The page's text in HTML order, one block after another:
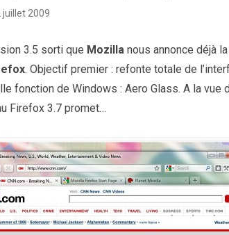
juillet 2009
3.5 sorti que Mozilla nous annonce déjà
. Objectif premier : refonte totale de
fonction de Windows : Aero Glass. A la
Firefox 3.7 promet…